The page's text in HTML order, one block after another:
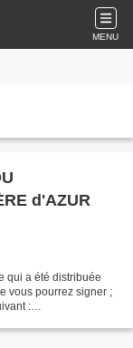
MENU
d'AZUR
qui a été distribuée
vous pourrez signer ;
: